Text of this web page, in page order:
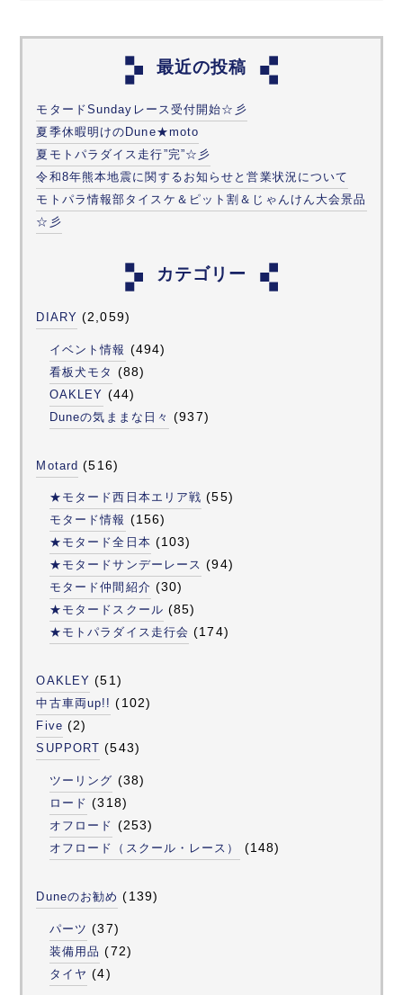
最近の投稿
モタードSundayレース受付開始☆彡
夏季休暇明けのDune★moto
夏モトパラダイス走行”完”☆彡
令和8年熊本地震に関するお知らせと営業状況について
モトパラ情報部タイスケ＆ピット割＆じゃんけん大会景品
☆彡
カテゴリー
DIARY (2,059)
イベント情報 (494)
看板犬モタ (88)
OAKLEY (44)
Duneの気ままな日々 (937)
Motard (516)
★モタード西日本エリア戦 (55)
モタード情報 (156)
★モタード全日本 (103)
★モタードサンデーレース (94)
モタード仲間紹介 (30)
★モタードスクール (85)
★モトパラダイス走行会 (174)
OAKLEY (51)
中古車両up!! (102)
Five (2)
SUPPORT (543)
ツーリング (38)
ロード (318)
オフロード (253)
オフロード（スクール・レース） (148)
Duneのお勧め (139)
パーツ (37)
装備用品 (72)
タイヤ (4)